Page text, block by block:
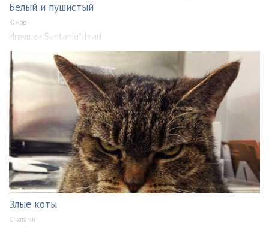
Белый и пушистый
Юмор
Игрушки Santaniel Inari
Злые коты
С котами